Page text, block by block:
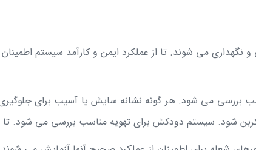
نگهداری می شوند. تا از عملکرد ایمن و کارآمد سیستم
بررسی می شود. هر گونه نشانه سایش یا آسیب برای
شود. سیستم دودکش برای تهویه مناسب بررسی می شود. تا